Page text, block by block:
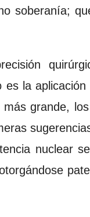
soberanía;
es la
grande,
nuclear